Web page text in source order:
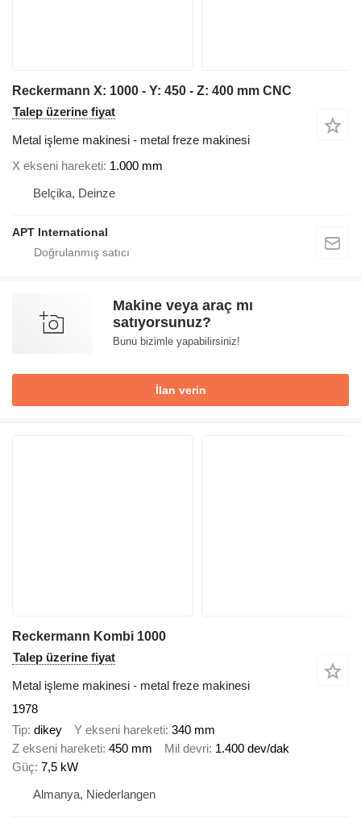
Reckermann X: 1000 - Y: 450 - Z: 400 mm CNC
Talep üzerine fiyat
Metal işleme makinesi - metal freze makinesi
X ekseni hareketi 1.000 mm
Belçika, Deinze
APT International
Makine veya araç mı
satıyorsunuz?
Bunu bizimle yapabilirsiniz!
İlan verin
Reckermann Kombi 1000
Talep üzerine fiyat
Metal işleme makinesi - metal freze makinesi
1978
Tip dikey Y ekseni hareketi 340 mm
Z ekseni hareketi 450 mm Mil devri 1.400 dev/dak
Güç 7,5 kW
Almanya, Niederlangen